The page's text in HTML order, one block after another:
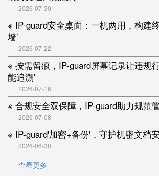
2026-07-30
※ IP-guard安全桌面：一机两用，构建
墙’
2026-07-22
※ 按需留痕，IP-guard屏幕记录让违规
能追溯'
2026-07-16
※ 合规安全双保障，IP-guard助力规范
2026-07-08
※ IP-guard'加密+备份'，守护机密文档
2026-06-30
查看更多